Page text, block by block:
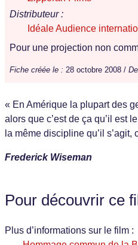
Distributeur :
Idéale Audience
Pour une projection non
Fiche créée le : 28 octobre 2008 /
« En Amérique la plupart des
alors que c’est de ça qu’il est
la même discipline qu’il
Frederick Wiseman
Pour découvrir ce
Plus d’informations sur le film :